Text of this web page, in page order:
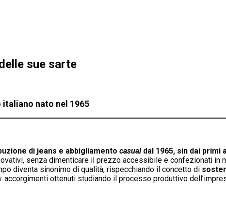
sue sarte
italiano nato nel 1965
di jeans e abbigliamento casualdal 1965, sin dai primi
senza dimenticare il prezzo accessibile e confezionati in
diventa sinonimo di qualità, rispecchiando il concetto di
ottenuti studiando il processo produttivo